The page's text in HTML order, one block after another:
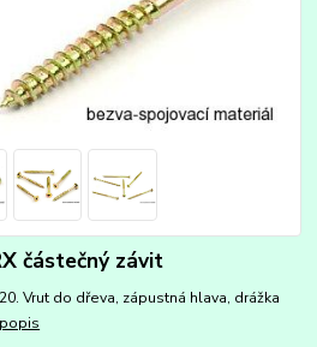
částečný závit
Vrut do dřeva, zápustná hlava, drážka